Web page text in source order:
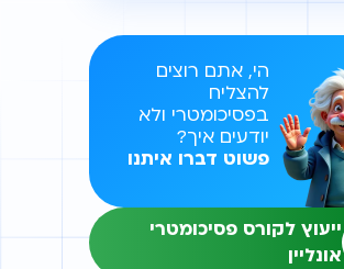
הי, אתם רוצים
להצליח
בפסיכומטרי ולא
יודעים איך?
פשוט דברו איתנו
ייעוץ לקורס פסיכומטרי
אונליין